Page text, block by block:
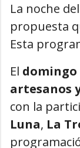
La noche
propuesta
Esta
El domingo
artesanos
con la
Luna, La